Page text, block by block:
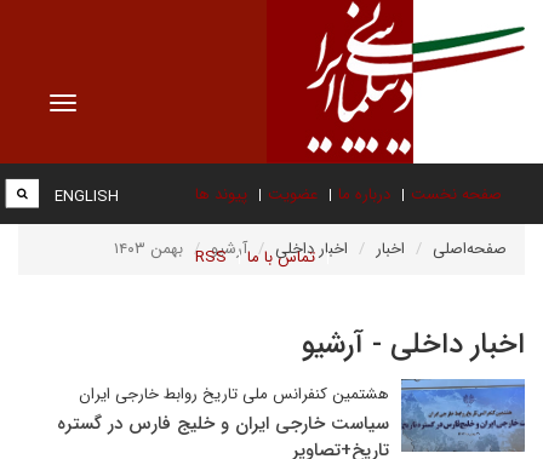
Toggle
صفحه نخست درباره ما عضویت پیوند ها
تماس با ما RSS
ENGLISH
صفحه‌اصلی اخبار اخبار داخلی آرشیو بهمن ۱۴۰۳
اخبار داخلی - آرشیو
هشتمین کنفرانس ملی تاریخ روابط خارجی ایران
سیاست خارجی ایران و خلیج فارس در گستره
تاریخ+تصاویر